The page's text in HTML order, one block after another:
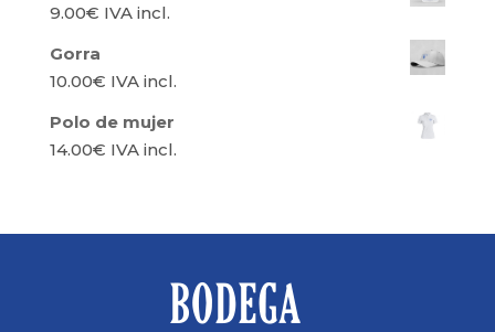
9.00€ IVA incl.
Gorra
10.00€ IVA incl.
Polo de mujer
14.00€ IVA incl.